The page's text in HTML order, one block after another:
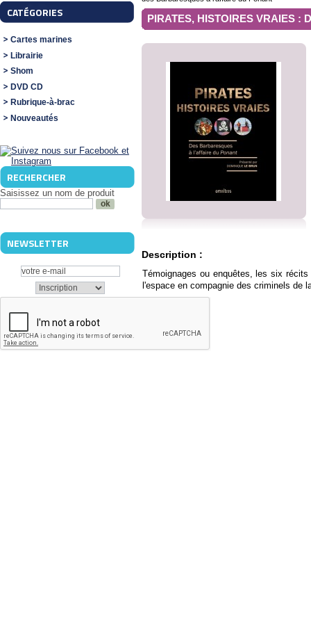
CATÉGORIES
Cartes marines
Librairie
Shom
DVD CD
Rubrique-à-brac
Nouveautés
RECHERCHER
Saisissez un nom de produit
NEWSLETTER
PIRATES, HISTOIRES VRAIES :
Description :
Témoignages ou enquêtes, les six
l'espace en compagnie des criminels de